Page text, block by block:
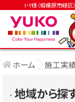
I・Y様（相模原市緑
ホーム 施工実
▶︎ 地域から探